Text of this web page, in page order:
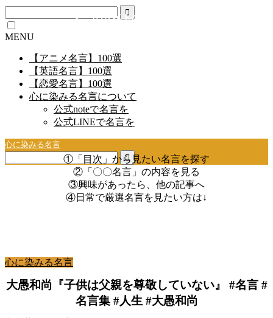
MENU
【アニメ名言】100選
【英語名言】100選
【恋愛名言】100選
心に染みる名言について
公式noteで名言を
公式LINEで名言を
心に染みる名言
＜このサイトの名言の見方＞
①「目次」から見たい名言を探す
②「〇〇名言」の内容を見る
③興味があったら、他の記事へ
④日常で厳選名言を見たい方は↓
心に染みる名言
大愚和尚『子供は父親を尊敬していない』 #名言 #
名言集 #人生 #大愚和尚